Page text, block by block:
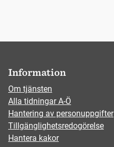
Information
Om tjänsten
Alla tidningar A-Ö
Hantering av personuppgifter
Tillgänglighetsredogörelse
Hantera kakor